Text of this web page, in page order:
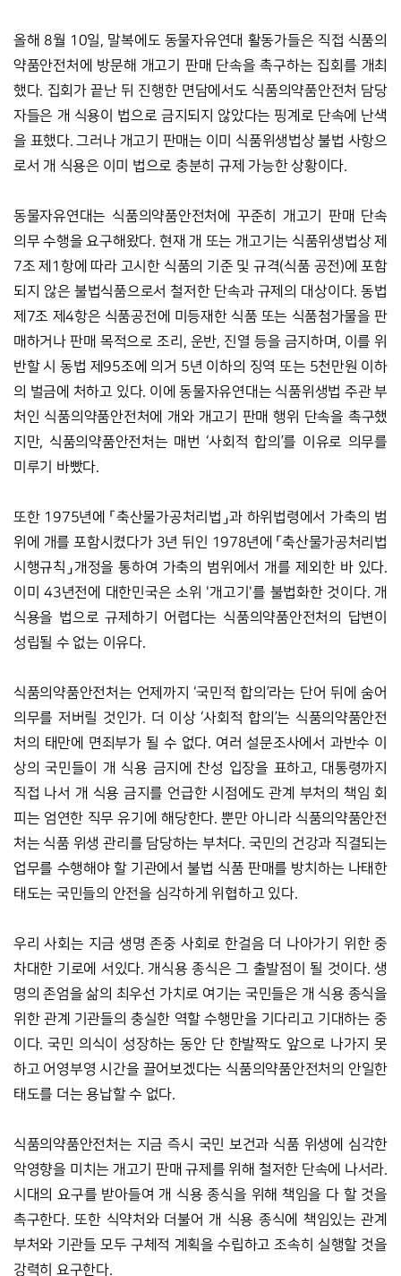
올해 8월 10일, 말복에도 동물자유연대 활동가들은 직접 식품의
약품안전처에 방문해 개고기 판매 단속을 촉구하는 집회를 개최
했다. 집회가 끝난 뒤 진행한 면담에서도 식품의약품안전처 담당
자들은 개 식용이 법으로 금지되지 않았다는 핑계로 단속에 난색
을 표했다. 그러나 개고기 판매는 이미 식품위생법상 불법 사항으
로서 개 식용은 이미 법으로 충분히 규제 가능한 상황이다.
동물자유연대는 식품의약품안전처에 꾸준히 개고기 판매 단속
의무 수행을 요구해왔다. 현재 개 또는 개고기는 식품위생법상 제
7조 제1항에 따라 고시한 식품의 기준 및 규격(식품 공전)에 포함
되지 않은 불법식품으로서 철저한 단속과 규제의 대상이다. 동법
제7조 제4항은 식품공전에 미등재한 식품 또는 식품첨가물을 판
매하거나 판매 목적으로 조리, 운반, 진열 등을 금지하며, 이를 위
반할 시 동법 제95조에 의거 5년 이하의 징역 또는 5천만원 이하
의 벌금에 처하고 있다. 이에 동물자유연대는 식품위생법 주관 부
처인 식품의약품안전처에 개와 개고기 판매 행위 단속을 촉구했
지만, 식품의약품안전처는 매번 ‘사회적 합의’를 이유로 의무를
미루기 바빴다.
또한 1975년에 「축산물가공처리법」과 하위법령에서 가축의 범
위에 개를 포함시켰다가 3년 뒤인 1978년에 「축산물가공처리법
시행규칙」개정을 통하여 가축의 범위에서 개를 제외한 바 있다.
이미 43년전에 대한민국은 소위 '개고기'를 불법화한 것이다. 개
식용을 법으로 규제하기 어렵다는 식품의약품안전처의 답변이
성립될 수 없는 이유다.
식품의약품안전처는 언제까지 ‘국민적 합의’라는 단어 뒤에 숨어
의무를 저버릴 것인가. 더 이상 ‘사회적 합의’는 식품의약품안전
처의 태만에 면죄부가 될 수 없다. 여러 설문조사에서 과반수 이
상의 국민들이 개 식용 금지에 찬성 입장을 표하고, 대통령까지
직접 나서 개 식용 금지를 언급한 시점에도 관계 부처의 책임 회
피는 엄연한 직무 유기에 해당한다. 뿐만 아니라 식품의약품안전
처는 식품 위생 관리를 담당하는 부처다. 국민의 건강과 직결되는
업무를 수행해야 할 기관에서 불법 식품 판매를 방치하는 나태한
태도는 국민들의 안전을 심각하게 위협하고 있다.
우리 사회는 지금 생명 존중 사회로 한걸음 더 나아가기 위한 중
차대한 기로에 서있다. 개식용 종식은 그 출발점이 될 것이다. 생
명의 존엄을 삶의 최우선 가치로 여기는 국민들은 개 식용 종식을
위한 관계 기관들의 충실한 역할 수행만을 기다리고 기대하는 중
이다. 국민 의식이 성장하는 동안 단 한발짝도 앞으로 나가지 못
하고 어영부영 시간을 끌어보겠다는 식품의약품안전처의 안일한
태도를 더는 용납할 수 없다.
식품의약품안전처는 지금 즉시 국민 보건과 식품 위생에 심각한
악영향을 미치는 개고기 판매 규제를 위해 철저한 단속에 나서라.
시대의 요구를 받아들여 개 식용 종식을 위해 책임을 다 할 것을
촉구한다. 또한 식약처와 더불어 개 식용 종식에 책임있는 관계
부처와 기관들 모두 구체적 계획을 수립하고 조속히 실행할 것을
강력히 요구한다.